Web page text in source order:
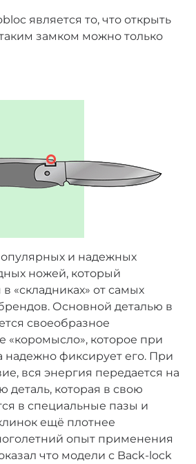
является то, что открыть
замком можно только
и надежных
ножей, который
«складниках» от самых
Основной деталью в
своеобразное
«коромысло», которое при
надежно фиксирует его. При
вся энергия передается на
которая в свою
в специальные пазы и
ещё плотнее
опыт применения
что модели с Back-lock